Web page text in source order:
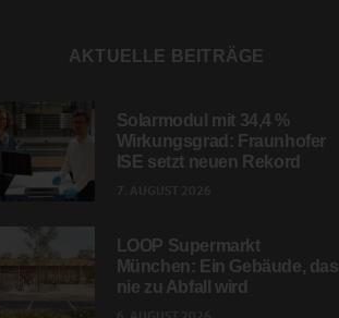
AKTUELLE BEITRÄGE
Solarmodul mit 34,4 %
Wirkungsgrad: Fraunhofer
ISE setzt neuen Rekord
LOOP Supermarkt
München: Ein Gebäude, das
nie zu Abfall wird